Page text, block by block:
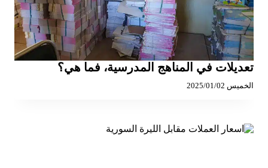
تعديلات في المناهج المدرسية، فما هي؟
الخميس 2025/01/02